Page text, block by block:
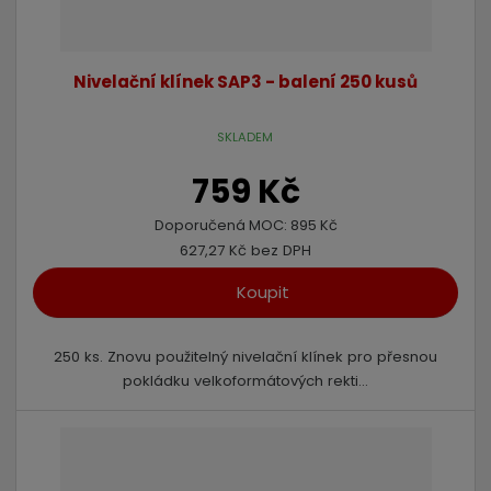
Nivelační klínek SAP3 - balení 250 kusů
759 Kč
Doporučená MOC: 895 Kč
627,27 Kč bez DPH
Koupit
SKLADEM
250 ks. Znovu použitelný nivelační klínek pro přesnou
pokládku velkoformátových rekti...